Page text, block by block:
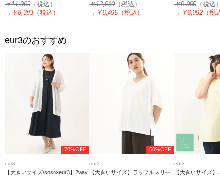
ッチニットチュニックワンピース
￥11,990 （税込）
→ ￥8,393 （税込）
￥12,990（税込）
→ ￥6,495（税込）
￥9,990（税込
→ ￥6,992（税
eur3のおすすめ
70%OFF
eur3
【大きいサイズ/soso×eur3】2way
50%OFF
eur3
【大きいサイズ】ラッフルスリー
eur3
【大きいサイズ